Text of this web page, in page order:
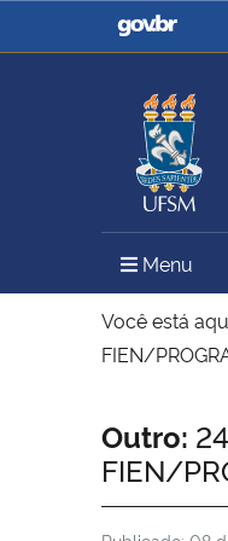
Casa Civil
Ministério da
Pecuária e
Ministério do
Menu
Você está
FIEN/
Início do
Outro:
FIEN/